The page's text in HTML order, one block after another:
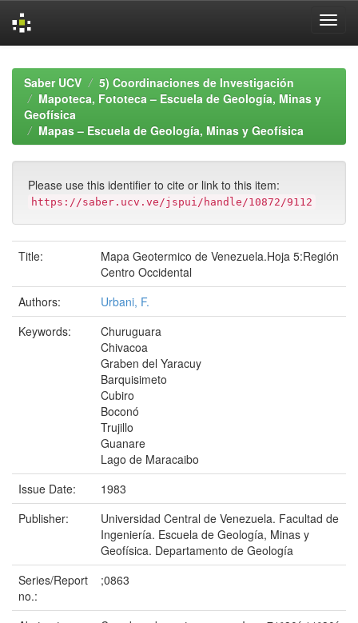
navigationSaber UCV
5) Coordinaciones de Investigación
Mapoteca, Fototeca – Escuela de Geología, Minas y
Geofísica
Mapas – Escuela de Geología, Minas y Geofísica
Please use this identifier to cite or link to this item:
https://saber.ucv.ve/jspui/handle/10872/9112
Title:
Mapa Geotermico de Venezuela.Hoja 5:Región
Centro Occidental
Authors:
Urbani, F.
Keywords:
Churuguara
Chivacoa
Graben del Yaracuy
Barquisimeto
Cubiro
Boconó
Trujillo
Guanare
Lago de Maracaibo
Issue Date:
1983
Publisher:
Universidad Central de Venezuela. Facultad de
Ingeniería. Escuela de Geología, Minas y
Geofísica. Departamento de Geología
Series/Report
no.:
;0863